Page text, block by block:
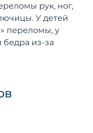
рук, ног,
У детей
переломы, у
из-за